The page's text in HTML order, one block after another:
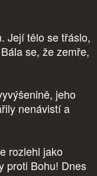
Její tělo se třáslo,
se, že zemře,
jeho
nenávistí a
rozlehl jako
proti Bohu! Dnes